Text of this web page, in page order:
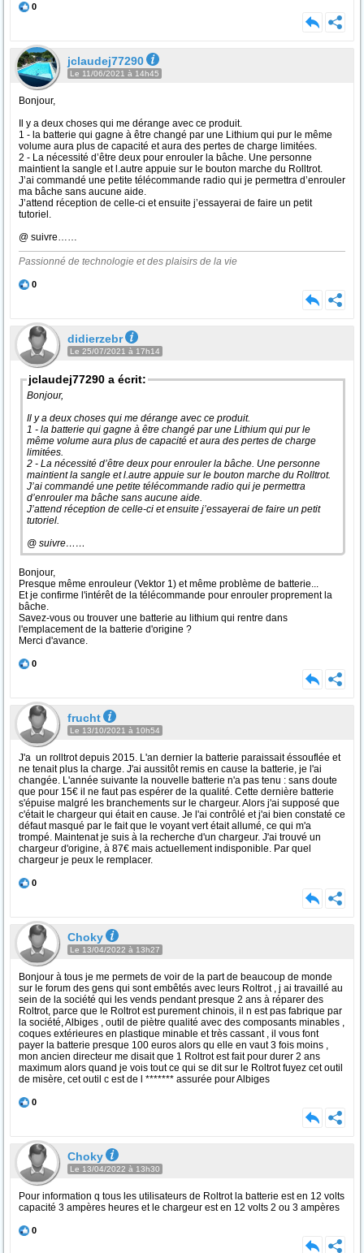
0
jclaudej77290
Le 11/06/2021 à 14h45
Bonjour,
Il y a deux choses qui me dérange avec ce produit.
1 - la batterie qui gagne à être changé par une Lithium qui pur le même
volume aura plus de capacité et aura des pertes de charge limitées.
2 - La nécessité d’être deux pour enrouler la bâche. Une personne
maintient la sangle et l.autre appuie sur le bouton marche du Rolltrot.
J’ai commandé une petite télécommande radio qui je permettra d’enrouler
ma bâche sans aucune aide.
J’attend réception de celle-ci et ensuite j’essayerai de faire un petit
tutoriel.
@ suivre……
Passionné de technologie et des plaisirs de la vie
0
didierzebr
Le 25/07/2021 à 17h14
jclaudej77290 a écrit:
Bonjour,
Il y a deux choses qui me dérange avec ce produit.
1 - la batterie qui gagne à être changé par une Lithium qui pur le
même volume aura plus de capacité et aura des pertes de charge
limitées.
2 - La nécessité d’être deux pour enrouler la bâche. Une personne
maintient la sangle et l.autre appuie sur le bouton marche du Rolltrot.
J’ai commandé une petite télécommande radio qui je permettra
d’enrouler ma bâche sans aucune aide.
J’attend réception de celle-ci et ensuite j’essayerai de faire un petit
tutoriel.
@ suivre……
Bonjour,
Presque même enrouleur (Vektor 1) et même problème de batterie...
Et je confirme l'intérêt de la télécommande pour enrouler proprement la
bâche.
Savez-vous ou trouver une batterie au lithium qui rentre dans
l'emplacement de la batterie d'origine ?
Merci d'avance.
0
frucht
Le 13/10/2021 à 10h54
J'a un rolltrot depuis 2015. L'an dernier la batterie paraissait éssouflée et
ne tenait plus la charge. J'ai aussitôt remis en cause la batterie, je l'ai
changée. L'année suivante la nouvelle batterie n'a pas tenu : sans doute
que pour 15€ il ne faut pas espérer de la qualité. Cette dernière batterie
s'épuise malgré les branchements sur le chargeur. Alors j'ai supposé que
c'était le chargeur qui était en cause. Je l'ai contrôlé et j'ai bien constaté ce
défaut masqué par le fait que le voyant vert était allumé, ce qui m'a
trompé. Maintenat je suis à la recherche d'un chargeur. J'ai trouvé un
chargeur d'origine, à 87€ mais actuellement indisponible. Par quel
chargeur je peux le remplacer.
0
Choky
Le 13/04/2022 à 13h27
Bonjour à tous je me permets de voir de la part de beaucoup de monde
sur le forum des gens qui sont embêtés avec leurs Roltrot , j ai travaillé au
sein de la société qui les vends pendant presque 2 ans à réparer des
Roltrot, parce que le Roltrot est purement chinois, il n est pas fabrique par
la société, Albiges , outil de piètre qualité avec des composants minables ,
coques extérieures en plastique minable et très cassant , il vous font
payer la batterie presque 100 euros alors qu elle en vaut 3 fois moins ,
mon ancien directeur me disait que 1 Roltrot est fait pour durer 2 ans
maximum alors quand je vois tout ce qui se dit sur le Roltrot fuyez cet outil
de misère, cet outil c est de l ******* assurée pour Albiges
0
Choky
Le 13/04/2022 à 13h30
Pour information q tous les utilisateurs de Roltrot la batterie est en 12 volts
capacité 3 ampères heures et le chargeur est en 12 volts 2 ou 3 ampères
0